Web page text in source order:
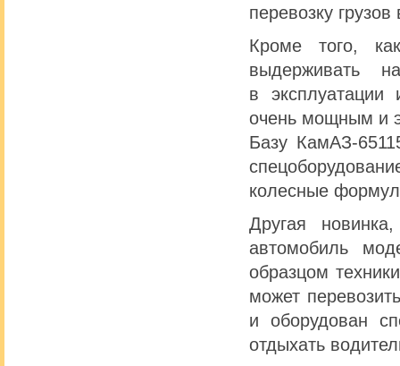
перевозку
Кроме того,
выдерживать
в эксплуатации
очень мощным и
Базу КамАЗ-
колесные
Другая
автомобиль
образцом
может
и оборудован
отдыхать